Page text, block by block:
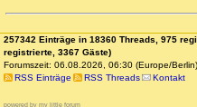
257342 Einträge in 18360 Threads, 975
registrierte, 3367 Gäste)
Forumszeit: 06.08.2026, 06:30 (Europe/Berlin)
RSS Einträge
RSS Threads Kontakt
powered by my little forum